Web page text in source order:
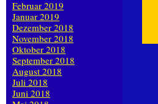
Februar 2019
Januar 2019
Dezember 2018
November 2018
Oktober 2018
September 2018
August 2018
Juli 2018
Juni 2018